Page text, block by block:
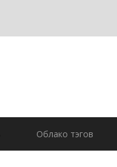
Облако тэгов